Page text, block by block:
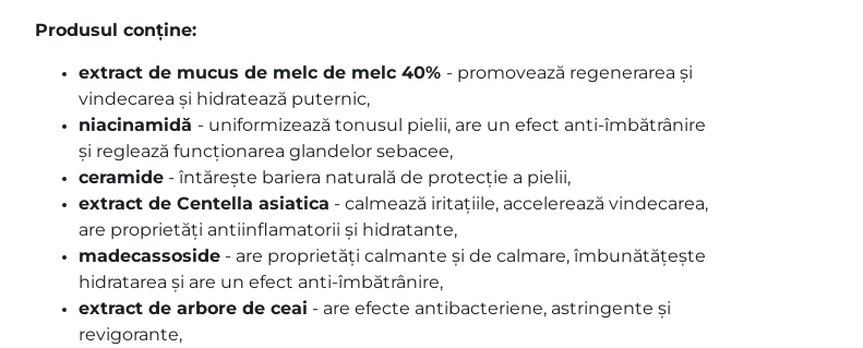
Produsul conține:
extract de mucus de melc de melc 40% - promovează regenerarea și
vindecarea și hidratează puternic,
niacinamidă - uniformizează tonusul pielii, are un efect anti-îmbătrânire
și reglează funcționarea glandelor sebacee,
ceramide - întărește bariera naturală de protecție a pielii,
extract de Centella asiatica - calmează iritațiile, accelerează vindecarea,
are proprietăți antiinflamatorii și hidratante,
madecassoside - are proprietăți calmante și de calmare, îmbunătățește
hidratarea și are un efect anti-îmbătrânire,
extract de arbore de ceai - are efecte antibacteriene, astringente și
revigorante,